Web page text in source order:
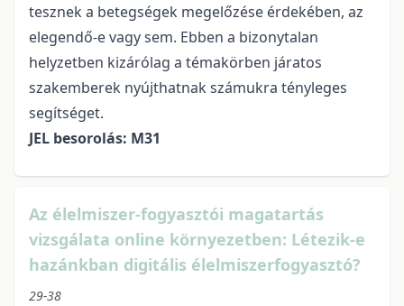
tesznek a betegségek megelőzése érdekében, az
elegendő-e vagy sem. Ebben a bizonytalan
helyzetben kizárólag a témakörben járatos
szakemberek nyújthatnak számukra tényleges
segítséget.
JEL besorolás: M31
Az élelmiszer-fogyasztói magatartás
vizsgálata online környezetben: Létezik-e
hazánkban digitális élelmiszerfogyasztó?
29-38